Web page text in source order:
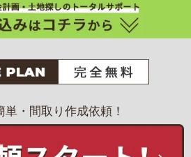
単・間取り作成依頼！